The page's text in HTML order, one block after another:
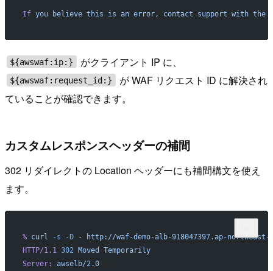
If you believe this is an error, contact support with the
${awswaf:ip:} がクライアント IP に、
${awswaf:request_id:}
が WAF リクエスト ID に解決され
ていることが確認できます。
カスタムレスポンスヘッダーの補間
302 リダイレクトの Location ヘッダーにも補間構文を使え
ます。
% curl -s -D - http://waf-demo-alb-918047397.ap-northeast-
HTTP/1.1 302 Moved
Temporarily
Server:
awselb/2.0